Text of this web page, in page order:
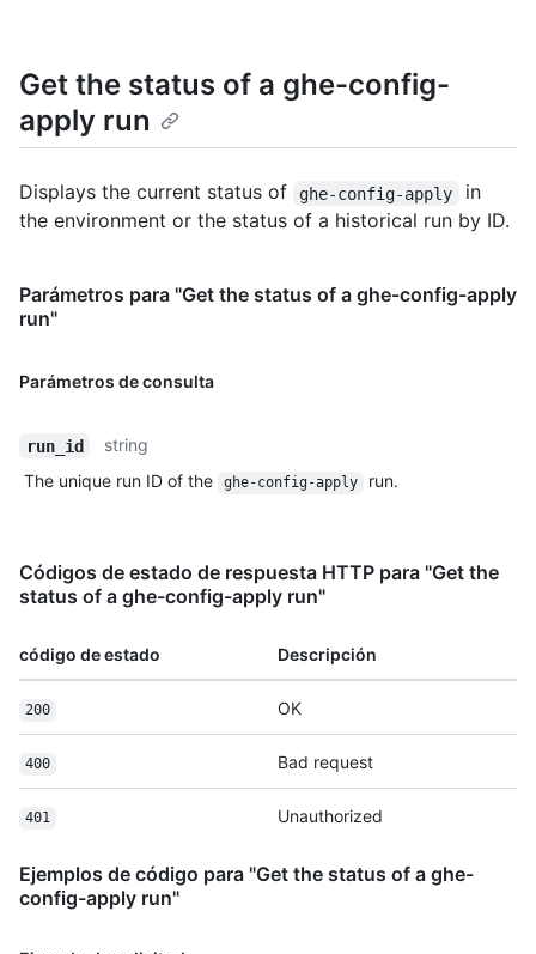
Get the status of a ghe-config-
apply run
Displays the current status of ghe-config-apply
in
the environment or the status of a historical run by ID.
Parámetros para "Get the status of a ghe-config-apply
run"
Parámetros de consulta
run_id
string
The unique run ID of the
ghe-config-apply run.
Códigos de estado de respuesta HTTP para "Get the
status of a ghe-config-apply run"
código de estado Descripción
200 OK
400 Bad request
401 Unauthorized
Ejemplos de código para "Get the status of a ghe-
config-apply run"